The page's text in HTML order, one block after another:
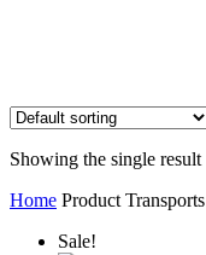
Showing the single result
Home Product Transports
Sale!